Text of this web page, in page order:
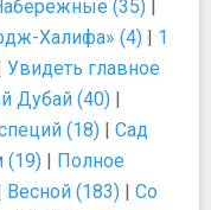
(35) |
Халифа» (4) | 1
Увидеть главное
Дубай (40) |
(18) | Сад
(19) | Полное
Весной (183) | Со